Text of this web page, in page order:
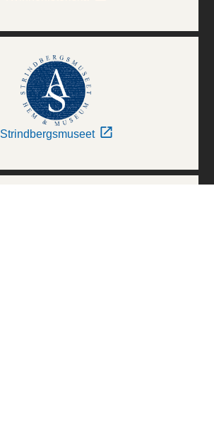
Strindbergsmuseet